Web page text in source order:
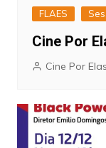
FLAES
Cine Por
Cine Por Elas